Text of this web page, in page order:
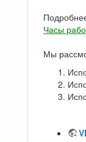
Часы
Мы